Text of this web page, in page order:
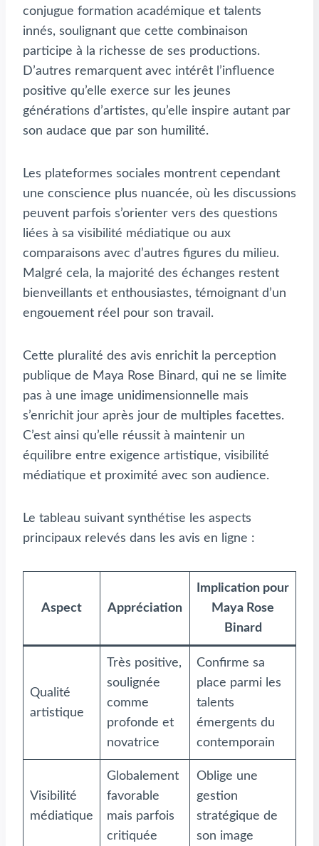
conjugue formation académique et talents
innés, soulignant que cette combinaison
participe à la richesse de ses productions.
D’autres remarquent avec intérêt l’influence
positive qu’elle exerce sur les jeunes
générations d’artistes, qu’elle inspire autant par
son audace que par son humilité.
Les plateformes sociales montrent cependant
une conscience plus nuancée, où les discussions
peuvent parfois s’orienter vers des questions
liées à sa visibilité médiatique ou aux
comparaisons avec d’autres figures du milieu.
Malgré cela, la majorité des échanges restent
bienveillants et enthousiastes, témoignant d’un
engouement réel pour son travail.
Cette pluralité des avis enrichit la perception
publique de Maya Rose Binard, qui ne se limite
pas à une image unidimensionnelle mais
s’enrichit jour après jour de multiples facettes.
C’est ainsi qu’elle réussit à maintenir un
équilibre entre exigence artistique, visibilité
médiatique et proximité avec son audience.
Le tableau suivant synthétise les aspects
principaux relevés dans les avis en ligne :
Aspect Appréciation
Implication pour
Maya Rose
Binard
Qualité
artistique
Très positive,
soulignée
comme
profonde et
novatrice
Confirme sa
place parmi les
talents
émergents du
contemporain
Visibilité
médiatique
Globalement
favorable
mais parfois
critiquée
Oblige une
gestion
stratégique de
son image